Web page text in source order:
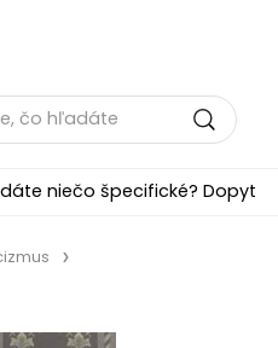
niečo špecifické? Dopyt